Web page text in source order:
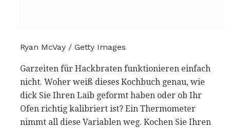
Ryan McVay / Getty Images
Garzeiten für Hackbraten funktionieren einfach
nicht. Woher weiß dieses Kochbuch genau, wie
dick Sie Ihren Laib geformt haben oder ob Ihr
Ofen richtig kalibriert ist? Ein Thermometer
nimmt all diese Variablen weg. Kochen Sie Ihren